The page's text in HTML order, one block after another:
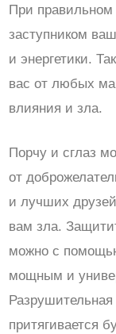
При
заступником
и энергетики.
вас от любых
влияния и зла.
Порчу и сглаз
от
и лучших
вам зла.
можно с
мощным и
Разрушительная
притягивается